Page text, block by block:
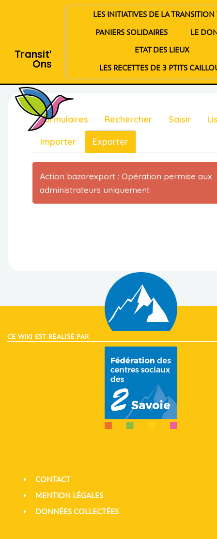
Transit'
Ons
LES INITIATIVES DE LA TRANSITION
PANIERS SOLIDAIRES LE
ETAT DES LIEUX
LES RECETTES DE 3 PTITS
Formulaires Rechercher Saisir
Importer Exporter
Action bazarexport : Opération permise aux
administrateurs uniquement
CE WIKI EST RÉALISÉ PAR
CONTACT
MENTION LÉGALES
DONNÉES COLLECTÉES